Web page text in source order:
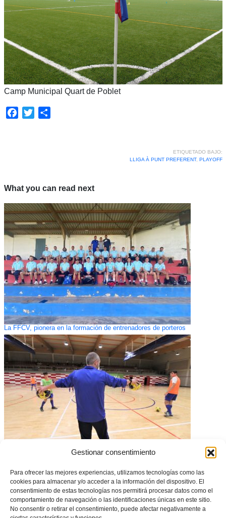
Gestionar consentimiento
Para ofrecer las mejores experiencias, utilizamos tecnologías como las
cookies para almacenar y/o acceder a la información del dispositivo. El
consentimiento de estas tecnologías nos permitirá procesar datos como el
comportamiento de navegación o las identificaciones únicas en este sitio.
No consentir o retirar el consentimiento, puede afectar negativamente a
Camp Municipal Quart de Poblet
Facebook
Twitter
ETIQUETADO BAJO:
LLIGA À PUNT PREFERENT, PLAYOFF
What you can read next
La FFCV, pionera en la formación de entrenadores de porteros
Calpe acoge la segunda convocatoria de la Selecció Valenciana sub19